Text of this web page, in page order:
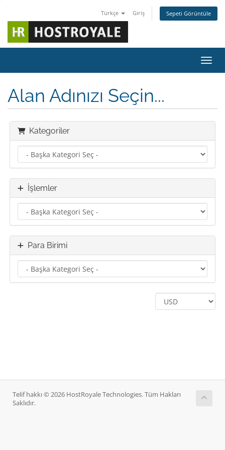
Türkçe Giriş Sepeti Görüntüle
Alan Adınızı Seçin...
Kategoriler
İşlemler
Para Birimi
Telif hakkı © 2026 HostRoyale Technologies. Tüm Hakları
Saklıdır.